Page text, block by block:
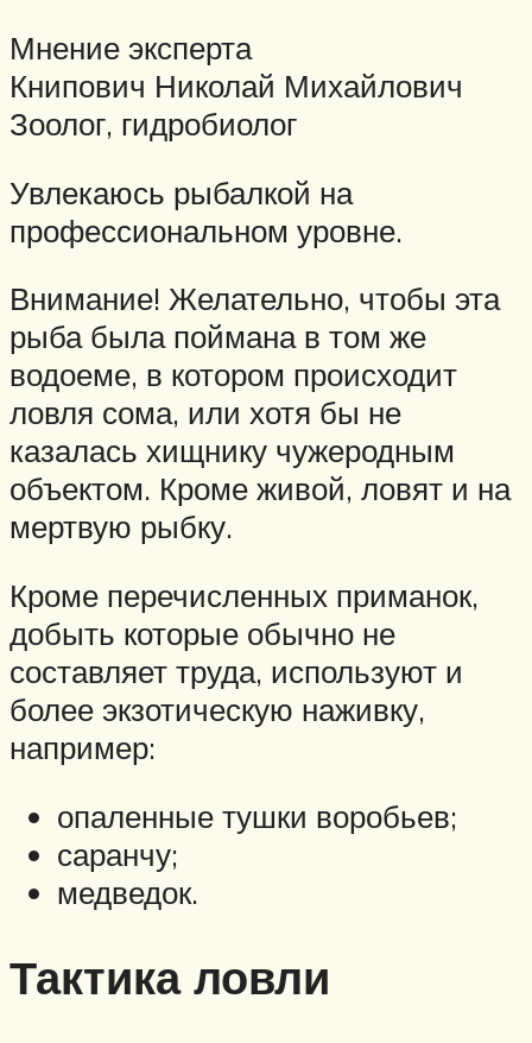
Мнение эксперта
Книпович Николай Михайлович
Зоолог, гидробиолог
Увлекаюсь рыбалкой на
профессиональном уровне.
Внимание! Желательно, чтобы эта
рыба была поймана в том же
водоеме, в котором происходит
ловля сома, или хотя бы не
казалась хищнику чужеродным
объектом. Кроме живой, ловят и на
мертвую рыбку.
Кроме перечисленных приманок,
добыть которые обычно не
составляет труда, используют и
более экзотическую наживку,
например:
опаленные тушки воробьев;
саранчу;
медведок.
Тактика ловли